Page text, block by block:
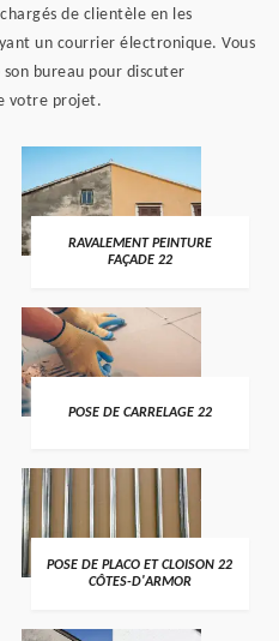
de clientèle en les
un courrier électronique. Vous
son bureau pour discuter
votre projet.
RAVALEMENT PEINTURE
FAÇADE 22
POSE DE CARRELAGE 22
POSE DE PLACO ET CLOISON 22
CÔTES-D'ARMOR